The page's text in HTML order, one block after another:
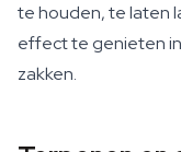
te houden, te laten
effect te genieten in
zakken.